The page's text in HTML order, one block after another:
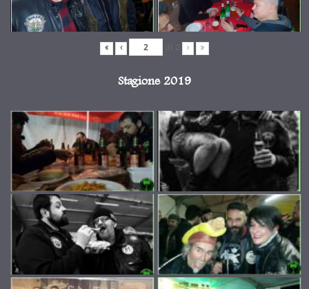
« ‹ › »
Stagione 2019